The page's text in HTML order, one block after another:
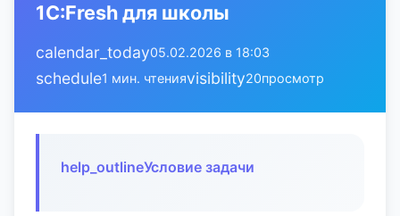
1С:Fresh для школы
calendar_today05.02.2026 в 18:03
schedule1 мин. чтенияvisibility20просмотр
help_outlineУсловие задачи